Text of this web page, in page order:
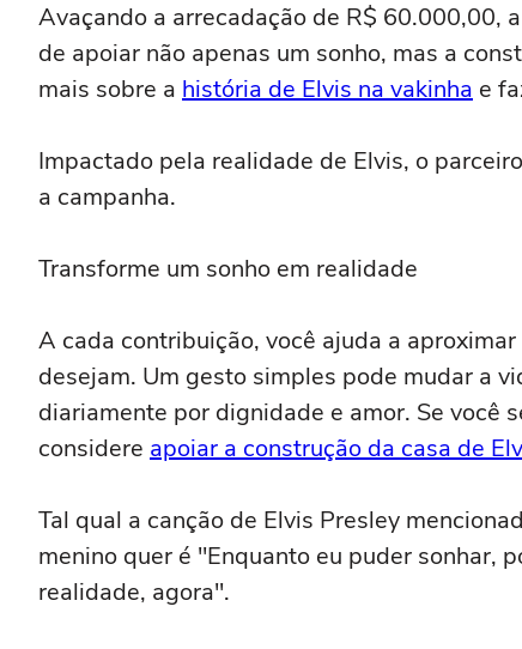
Avaçando a arrecadação de R$ 60.000,00,
de apoiar não apenas um sonho, mas a
mais sobre a história de Elvis na vakinha e
Impactado pela realidade de Elvis, o
a campanha.
Transforme um sonho em realidade
A cada contribuição, você ajuda a
desejam. Um gesto simples pode mudar a
diariamente por dignidade e amor. Se você
considere apoiar a construção da casa de
Tal qual a canção de Elvis Presley
menino quer é "Enquanto eu puder sonhar,
realidade, agora".